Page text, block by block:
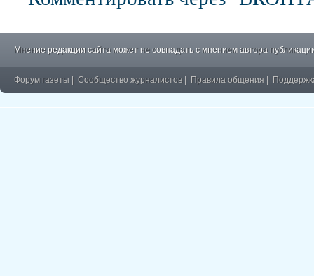
Мнение редакции сайта может не совпадать с мнением автора
Форум газеты Сообщество журналистов Правила общения
�